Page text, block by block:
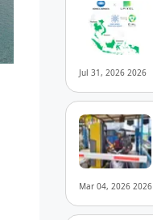
Jul 31, 2026 2026
Mar 04, 2026 2026